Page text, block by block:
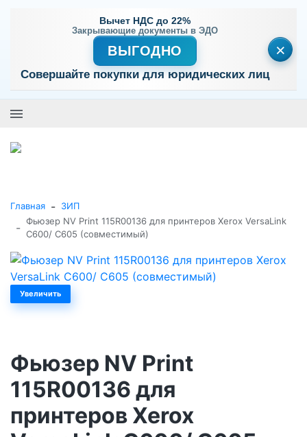
Вычет НДС до 22%
Закрывающие документы в ЭДО
ВЫГОДНО
Совершайте покупки для юридических лиц
×
Главная - ЗИП
- Фьюзер NV Print 115R00136 для принтеров Xerox VersaLink
C600/ C605 (совместимый)
Увеличить
Фьюзер NV Print
115R00136 для
принтеров Xerox